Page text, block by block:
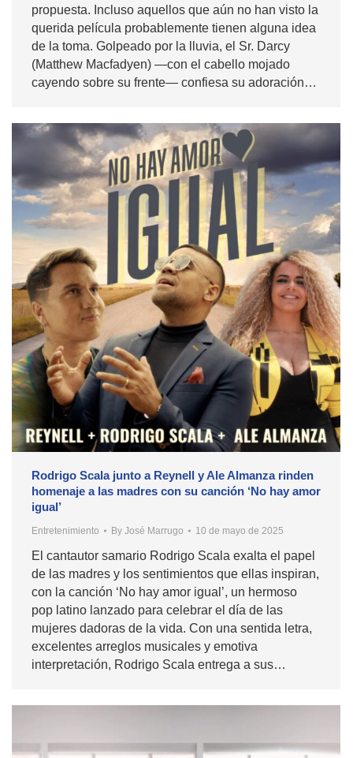
propuesta. Incluso aquellos que aún no han visto la
querida película probablemente tienen alguna idea
de la toma. Golpeado por la lluvia, el Sr. Darcy
(Matthew Macfadyen) —con el cabello mojado
cayendo sobre su frente— confiesa su adoración…
Rodrigo Scala junto a Reynell y Ale Almanza rinden
homenaje a las madres con su canción ‘No hay amor
igual’
Entretenimiento By José Marrugo 10 de mayo de 2025
El cantautor samario Rodrigo Scala exalta el papel
de las madres y los sentimientos que ellas inspiran,
con la canción ‘No hay amor igual’, un hermoso
pop latino lanzado para celebrar el día de las
mujeres dadoras de la vida. Con una sentida letra,
excelentes arreglos musicales y emotiva
interpretación, Rodrigo Scala entrega a sus…